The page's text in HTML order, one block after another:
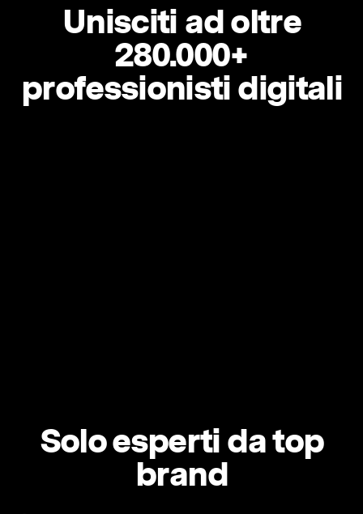
Unisciti ad oltre
280.000+
professionisti digitali
Solo esperti da top
brand